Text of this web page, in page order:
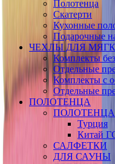
Полотенца
Скатерти
Кухонные
Подарочные
ЧЕХЛЫ ДЛЯ
Комплекты
Отдельные
Комплекты с
Отдельные
ПОЛОТЕНЦА
Турция
Китай
САЛФЕТКИ
ДЛЯ САУНЫ